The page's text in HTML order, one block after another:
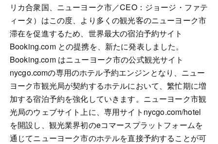
リカ合衆国、ニューヨーク市／CEO：ジョージ・ファテ
ィータ）はこの度、より多くの観光客のニューヨーク市
滞在を促進するため、世界最大の宿泊予約サイト
Booking.com との提携を、新たに発表しました。
Booking.com はニューヨーク市の公式観光サイト
nycgo.comの専用のホテル予約エンジンとなり、ニュー
ヨーク市観光局が契約するホテルにおいて、繁忙期に増
加する宿泊予約を強化していきます。ニューヨーク市観
光局のウェブサイト上に、専用サイトnycgo.com/hotel
を開設し、観光業界初のeコマースプラットフォームを
通じてニューヨーク市のホテルを直接予約することが可